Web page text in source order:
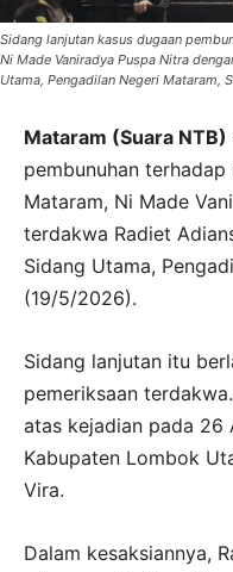
Sidang lanjutan kasus dugaan
Ni Made Vaniradya Puspa Nitra
Utama, Pengadilan Negeri Mataram,
Mataram (Suara NTB)
pembunuhan
Mataram, Ni Made
terdakwa Radiet
Sidang Utama,
(19/5/2026).
Sidang lanjutan itu
pemeriksaan
atas kejadian pada 26
Kabupaten Lombok
Vira.
Dalam kesaksiannya,